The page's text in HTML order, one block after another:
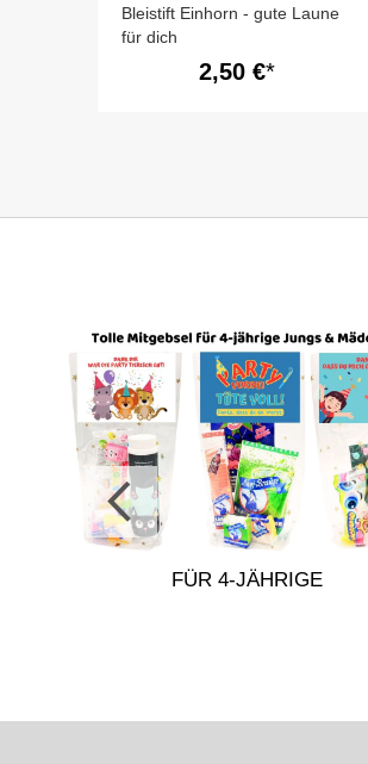
Bleistift Einhorn - gute Laune
für dich
2,50 €
FÜR 4-JÄHRIGE